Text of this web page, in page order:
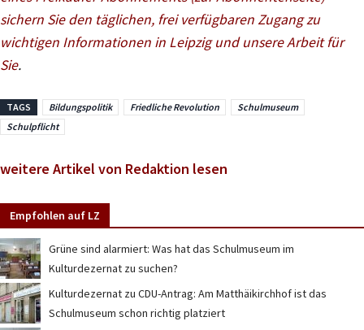
sichern Sie den täglichen, frei verfügbaren Zugang zu
wichtigen Informationen in Leipzig und unsere Arbeit für
Sie.
TAGS Bildungspolitik Friedliche Revolution
Schulmuseum
Schulpflicht
weitere Artikel von Redaktion lesen
Empfohlen auf LZ
Grüne sind alarmiert: Was hat das Schulmuseum im
Kulturdezernat zu suchen?
Kulturdezernat zu CDU-Antrag: Am Matthäikirchhof ist das
Schulmuseum schon richtig platziert